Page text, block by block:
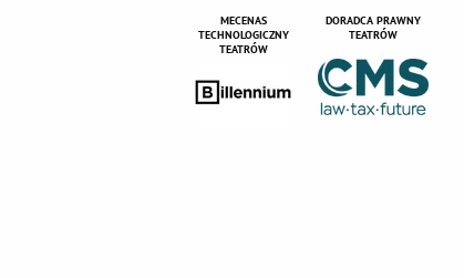
MECENAS
TECHNOLOGICZNY
TEATRÓW
DORADCA PRAWNY
TEATRÓW